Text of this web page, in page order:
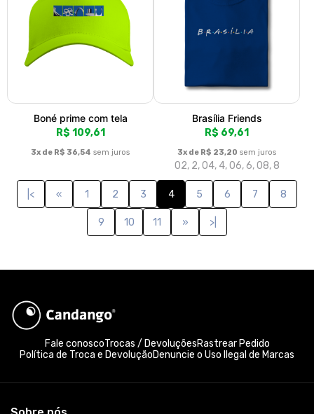
Boné prime com tela
R$ 109,61
3x de R$ 36,54 sem juros
Brasília Friends
R$ 69,61
3x de R$ 23,20 sem juros
02, 2, 04, 4, 06, 6, 08, 8
|< « 1 2 3 4 5 6 7 8
9 10 11 » >|
Fale conoscoTrocas / DevoluçõesRastrear Pedido
Política de Troca e DevoluçãoDenuncie o Uso Ilegal de Marcas